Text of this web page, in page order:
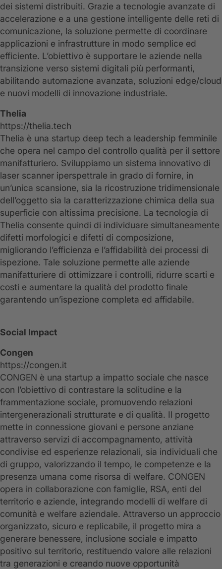
dei sistemi distribuiti. Grazie a tecnologie avanzate di
accelerazione e a una gestione intelligente delle reti di
comunicazione, la soluzione permette di coordinare
applicazioni e infrastrutture in modo semplice ed
efficiente. L’obiettivo è supportare le aziende nella
transizione verso sistemi digitali più performanti,
abilitando automazione avanzata, soluzioni edge/cloud
e nuovi modelli di innovazione industriale.
Thelia
https://thelia.tech
Thelia è una startup deep tech a leadership femminile
che opera nel campo del controllo qualità per il settore
manifatturiero. Sviluppiamo un sistema innovativo di
laser scanner iperspettrale in grado di fornire, in
un’unica scansione, sia la ricostruzione tridimensionale
dell’oggetto sia la caratterizzazione chimica della sua
superficie con altissima precisione. La tecnologia di
Thelia consente quindi di individuare simultaneamente
difetti morfologici e difetti di composizione,
migliorando l’efficienza e l’affidabilità dei processi di
ispezione. Tale soluzione permette alle aziende
manifatturiere di ottimizzare i controlli, ridurre scarti e
costi e aumentare la qualità del prodotto finale
garantendo un’ispezione completa ed affidabile.
Social Impact
Congen
https://congen.it
CONGEN è una startup a impatto sociale che nasce
con l’obiettivo di contrastare la solitudine e la
frammentazione sociale, promuovendo relazioni
intergenerazionali strutturate e di qualità. Il progetto
mette in connessione giovani e persone anziane
attraverso servizi di accompagnamento, attività
condivise ed esperienze relazionali, sia individuali che
di gruppo, valorizzando il tempo, le competenze e la
presenza umana come risorsa di welfare. CONGEN
opera in collaborazione con famiglie, RSA, enti del
territorio e aziende, integrando modelli di welfare di
comunità e welfare aziendale. Attraverso un approccio
organizzato, sicuro e replicabile, il progetto mira a
generare benessere, inclusione sociale e impatto
positivo sul territorio, restituendo valore alle relazioni
tra generazioni e creando nuove opportunità